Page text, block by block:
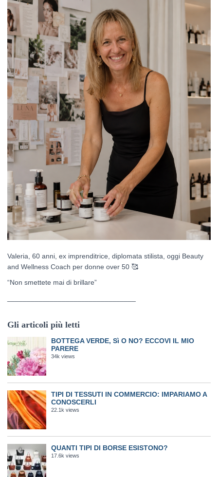
Valeria, 60 anni, ex imprenditrice, diplomata stilista, oggi Beauty
and Wellness Coach per donne over 50 🥰
“Non smettete mai di brillare”
Gli articoli più letti
BOTTEGA VERDE, Sì O NO? ECCOVI IL MIO
PARERE
34k views
TIPI DI TESSUTI IN COMMERCIO: IMPARIAMO A
CONOSCERLI
22.1k views
QUANTI TIPI DI BORSE ESISTONO?
17.6k views